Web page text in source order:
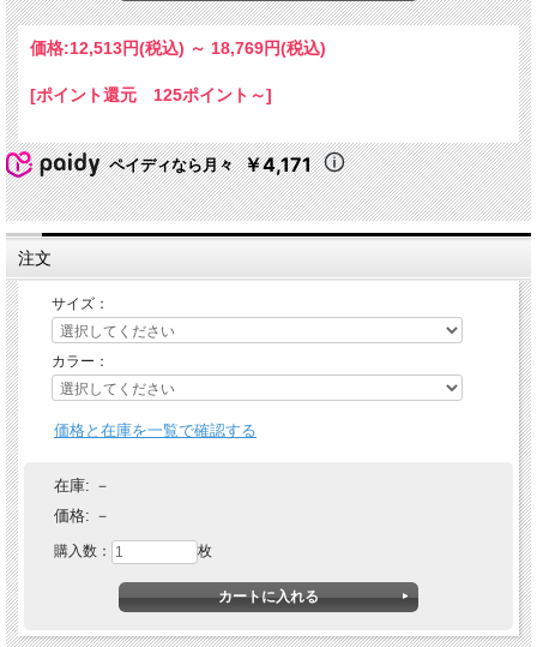
価格:12,513円(税込) ～ 18,769円(税込)
[ポイント還元 125ポイント～]
ペイディなら月々 ￥4,171
注文
サイズ：
カラー：
価格と在庫を一覧で確認する
在庫: －
価格: －
購入数： 枚